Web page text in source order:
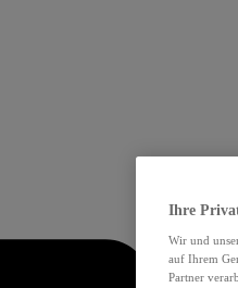
Ihre
Wir und
auf Ihrem
Partner